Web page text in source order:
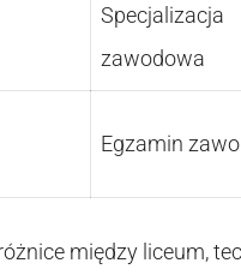
Specjalizacja
zawodowa
Egzamin
między liceum,